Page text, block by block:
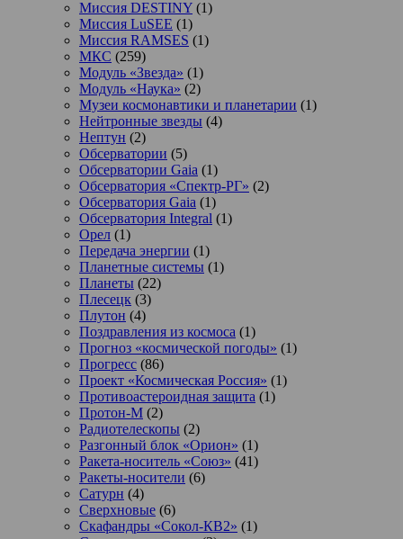
Миссия DESTINY (1)
Миссия LuSEE (1)
Миссия RAMSES (1)
МКС (259)
Модуль «Звезда» (1)
Модуль «Наука» (2)
Музеи космонавтики и планетарии (1)
Нейтронные звезды (4)
Нептун (2)
Обсерватории (5)
Обсерватории Gaia (1)
Обсерватория «Спектр-РГ» (2)
Обсерватория Gaia (1)
Обсерватория Integral (1)
Орел (1)
Передача энергии (1)
Планетные системы (1)
Планеты (22)
Плесецк (3)
Плутон (4)
Поздравления из космоса (1)
Прогноз «космической погоды» (1)
Прогресс (86)
Проект «Космическая Россия» (1)
Противоастероидная защита (1)
Протон-М (2)
Радиотелескопы (2)
Разгонный блок «Орион» (1)
Ракета-носитель «Союз» (41)
Ракеты-носители (6)
Сатурн (4)
Сверхновые (6)
Скафандры «Сокол-КВ2» (1)